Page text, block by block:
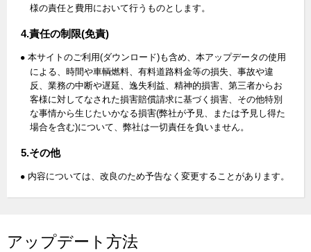
様の責任と費用において行うものとします。
4.責任の制限(免責)
本サイトのご利用(ダウンロード)も含め、本アップデータの使用
による、時間や車輌燃料、有料道路料金等の損失、事故や違
反、業務の中断や遅延、逸失利益、精神的損害、第三者からお
客様に対してなされた損害賠償請求に基づく損害、その他特別
な事情から生じたいかなる損害(弊社が予見、または予見し得た
場合を含む)について、弊社は一切責任を負いません。
5.その他
内容については、改良のため予告なく変更することがあります。
アップデート方法